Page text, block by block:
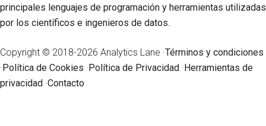
principales lenguajes de programación y herramientas utilizadas
por los científicos e ingenieros de datos.
Copyright © 2018-2026 Analytics Lane ·Términos y condiciones
· Política de Cookies · Política de Privacidad · Herramientas de
privacidad ·Contacto